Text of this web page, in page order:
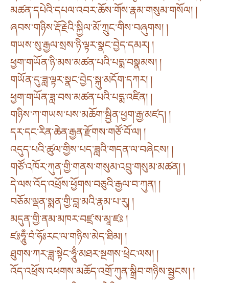
མཚན་དཔེའི་དཔལ་འབར་ཆོས་གོས་རྣམ་གསུམ་གསོལ། །
ཞབས་གཉིས་རྡོ་རྗེའི་སྐྱིལ་མོ་ཀྲུང་གིས་བཞུགས། །
གཡས་སུ་རྒྱལ་སྲས་ཉི་ལྟར་སྣང་བྱེད་དམར། །
ཕྱག་གཡོན་ཉི་མས་མཚན་པའི་པདྨ་བསྣམས། །
གཡོན་དུ་ཟླ་ལྟར་སྣང་བྱེད་སྐུ་མདོག་དཀར། །
ཕྱག་གཡོན་ཟླ་བས་མཚན་པའི་པདྨ་འཛིན། །
གཉིས་ཀ་གཡས་པས་མཆོག་སྦྱིན་ཕྱག་རྒྱ་མཛད། །
དར་དང་རིན་ཆེན་རྒྱན་རྫོགས་གཙོ་བོ་ལ། །
འདུད་པའི་ཚུལ་གྱིས་པད་ཟླའི་གདན་ལ་བཞེངས། །
གཙོ་འཁོར་ཀུན་གྱི་གནས་གསུམ་འབྲུ་གསུམ་མཚན། །
དེ་ལས་འོད་འཕྲོས་ཕྱོགས་བཅུའི་རྒྱལ་བ་ཀུན། །
བཅོམ་ལྡན་སྨན་གྱི་བླ་མའི་རྣམ་པ་རུ། །
མདུན་གྱི་ནམ་མཁར་བཛྲ་ས་མཱ་ཛཿ །
ཛཿཧཱུྃ་བཾ་ཧོཿརང་ལ་གཉིས་མེད་ཐིམ། །
ཐུགས་ཀར་ཟླ་སྟེང་ཧཱུྃ་མཐར་སྔགས་ཕྲེང་ལས། །
འོད་འཕྲོས་འཕགས་མཆོད་འགྲོ་ཀུན་སྒྲིབ་གཉིས་སྦྱངས། །